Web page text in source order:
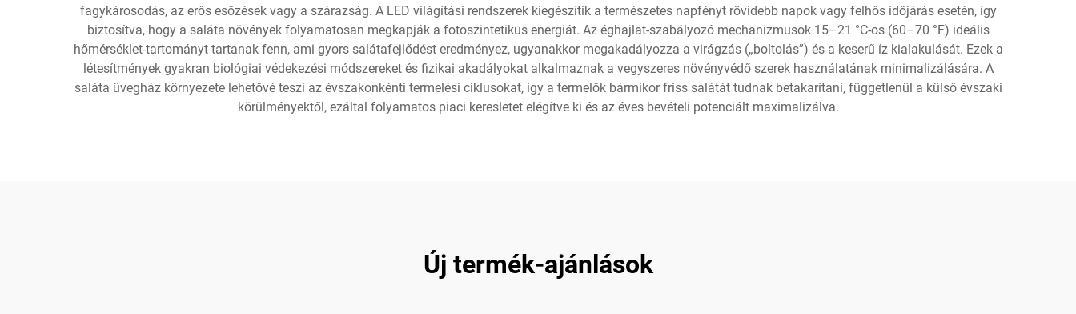
fagykárosodás, az erős esőzések vagy a szárazság. A LED világítási rendszerek kiegészítik a természetes napfényt rövidebb napok vagy felhős időjárás esetén, így
biztosítva, hogy a saláta növények folyamatosan megkapják a fotoszintetikus energiát. Az éghajlat-szabályozó mechanizmusok 15–21 °C-os (60–70 °F) ideális
hőmérséklet-tartományt tartanak fenn, ami gyors salátafejlődést eredményez, ugyanakkor megakadályozza a virágzás („boltolás”) és a keserű íz kialakulását. Ezek a
létesítmények gyakran biológiai védekezési módszereket és fizikai akadályokat alkalmaznak a vegyszeres növényvédő szerek használatának minimalizálására. A
saláta üvegház környezete lehetővé teszi az évszakonkénti termelési ciklusokat, így a termelők bármikor friss salátát tudnak betakarítani, függetlenül a külső évszaki
körülményektől, ezáltal folyamatos piaci keresletet elégítve ki és az éves bevételi potenciált maximalizálva.
Új termék-ajánlások